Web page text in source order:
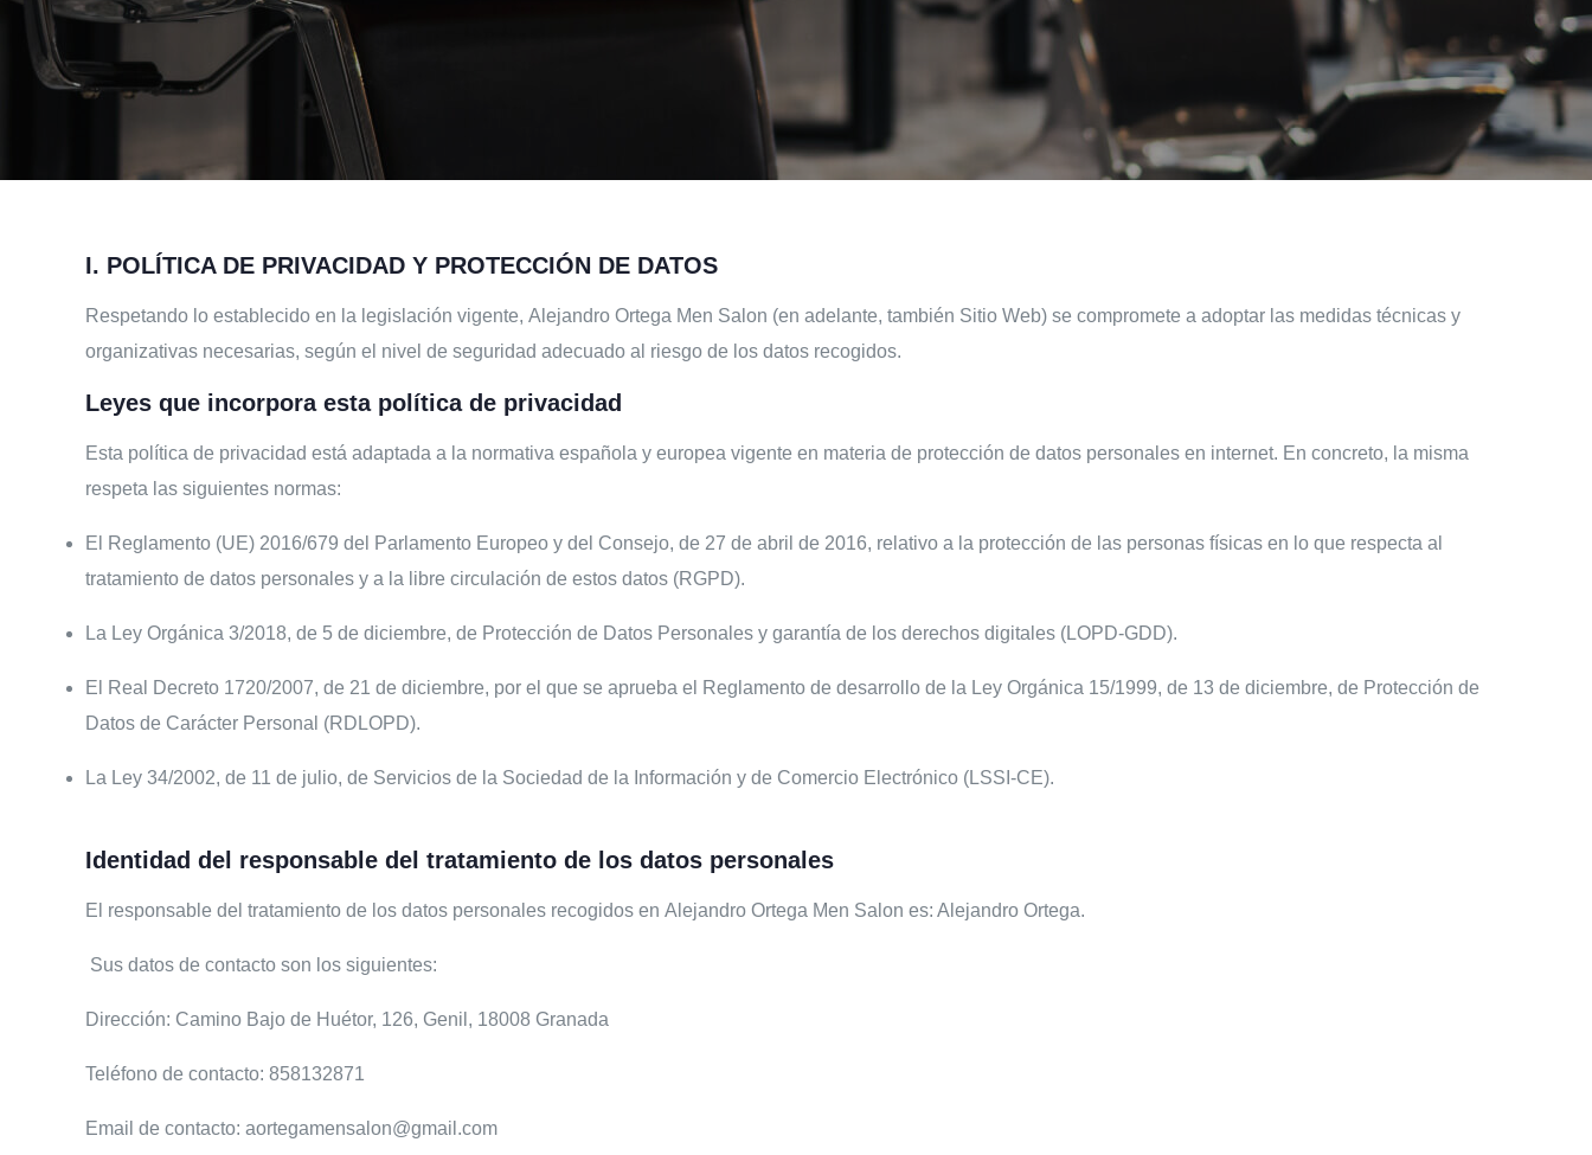
I. POLÍTICA DE PRIVACIDAD Y PROTECCIÓN DE DATOS
Respetando lo establecido en la legislación vigente, Alejandro Ortega Men Salon (en adelante, también Sitio Web) se compromete a adoptar las medidas técnicas y
organizativas necesarias, según el nivel de seguridad adecuado al riesgo de los datos recogidos.
Leyes que incorpora esta política de privacidad
Esta política de privacidad está adaptada a la normativa española y europea vigente en materia de protección de datos personales en internet. En concreto, la misma
respeta las siguientes normas:
El Reglamento (UE) 2016/679 del Parlamento Europeo y del Consejo, de 27 de abril de 2016, relativo a la protección de las personas físicas en lo que respecta al
tratamiento de datos personales y a la libre circulación de estos datos (RGPD).
La Ley Orgánica 3/2018, de 5 de diciembre, de Protección de Datos Personales y garantía de los derechos digitales (LOPD-GDD).
El Real Decreto 1720/2007, de 21 de diciembre, por el que se aprueba el Reglamento de desarrollo de la Ley Orgánica 15/1999, de 13 de diciembre, de Protección de
Datos de Carácter Personal (RDLOPD).
La Ley 34/2002, de 11 de julio, de Servicios de la Sociedad de la Información y de Comercio Electrónico (LSSI-CE).
Identidad del responsable del tratamiento de los datos personales
El responsable del tratamiento de los datos personales recogidos en Alejandro Ortega Men Salon es: Alejandro Ortega.
Sus datos de contacto son los siguientes:
Dirección: Camino Bajo de Huétor, 126, Genil, 18008 Granada
Teléfono de contacto: 858132871
Email de contacto: aortegamensalon@gmail.com